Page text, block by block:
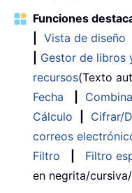
Funciones
Vista de diseño
Gestor de libros
recursos(Texto
Fecha
Cálculo
Cifrar/
correos
Filtro
Filtro
en negrita/